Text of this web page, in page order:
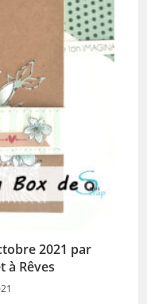
2021 par
à Rêves